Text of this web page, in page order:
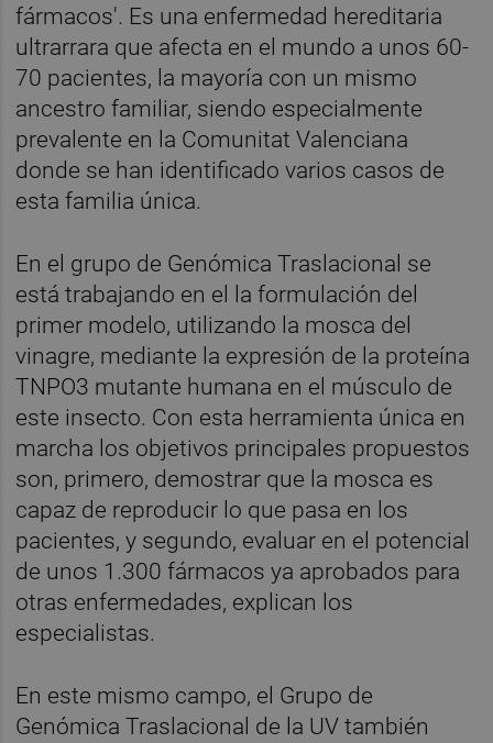
fármacos'. Es una enfermedad hereditaria
ultrarrara que afecta en el mundo a unos 60-
70 pacientes, la mayoría con un mismo
ancestro familiar, siendo especialmente
prevalente en la Comunitat Valenciana
donde se han identificado varios casos de
esta familia única.
En el grupo de Genómica Traslacional se
está trabajando en el la formulación del
primer modelo, utilizando la mosca del
vinagre, mediante la expresión de la proteína
TNPO3 mutante humana en el músculo de
este insecto. Con esta herramienta única en
marcha los objetivos principales propuestos
son, primero, demostrar que la mosca es
capaz de reproducir lo que pasa en los
pacientes, y segundo, evaluar en el potencial
de unos 1.300 fármacos ya aprobados para
otras enfermedades, explican los
especialistas.
En este mismo campo, el Grupo de
Genómica Traslacional de la UV también